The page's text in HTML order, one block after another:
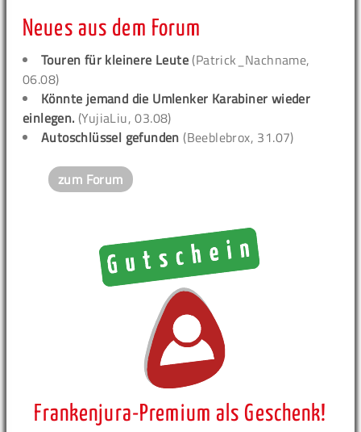
Neues aus dem Forum
Touren für kleinere Leute (Patrick_Nachname,
06.08)
Könnte jemand die Umlenker Karabiner wieder
einlegen. (YujiaLiu, 03.08)
Autoschlüssel gefunden (Beeblebrox, 31.07)
zum Forum
Frankenjura-Premium als Geschenk!